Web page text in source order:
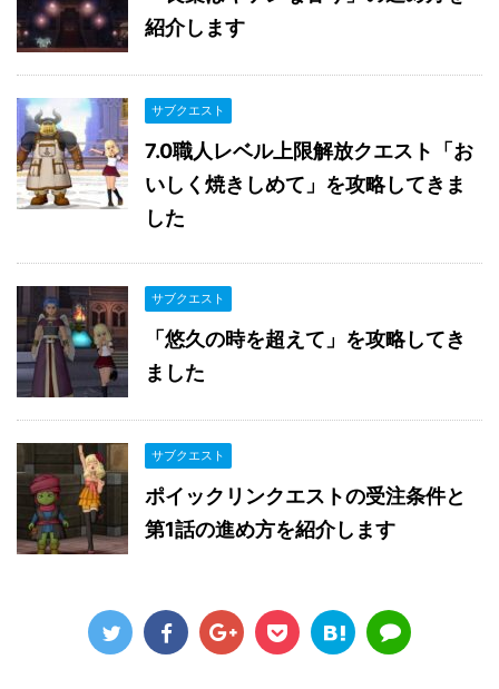
紹介します
サブクエスト
7.0職人レベル上限解放クエスト「お
いしく焼きしめて」を攻略してきま
した
サブクエスト
「悠久の時を超えて」を攻略してき
ました
サブクエスト
ポイックリンクエストの受注条件と
第1話の進め方を紹介します